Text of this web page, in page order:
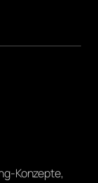
Konzepte,